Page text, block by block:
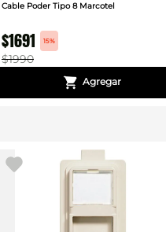
Cable Poder Tipo 8 Marcotel
$1691 15%
$1990